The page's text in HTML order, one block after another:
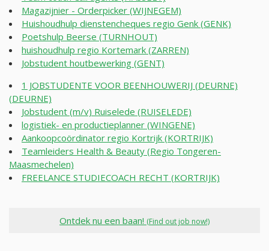
Magazijnier - Orderpicker (WIJNEGEM)
Huishoudhulp dienstencheques regio Genk (GENK)
Poetshulp Beerse (TURNHOUT)
huishoudhulp regio Kortemark (ZARREN)
Jobstudent houtbewerking (GENT)
1 JOBSTUDENTE VOOR BEENHOUWERIJ (DEURNE)
(DEURNE)
Jobstudent (m/v) Ruiselede (RUISELEDE)
logistiek- en productieplanner (WINGENE)
Aankoopcoördinator regio Kortrijk (KORTRIJK)
Teamleiders Health & Beauty (Regio Tongeren-
Maasmechelen)
FREELANCE STUDIECOACH RECHT (KORTRIJK)
Ontdek nu een baan! (Find out job now!)